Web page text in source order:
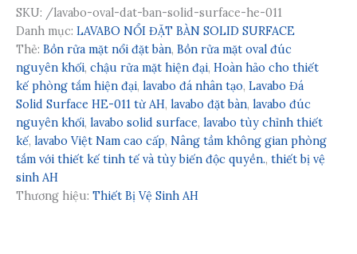
SKU: /lavabo-oval-dat-ban-solid-surface-he-011
Danh mục: LAVABO NỔI ĐẶT BÀN SOLID SURFACE
Thẻ: Bồn rửa mặt nổi đặt bàn, Bồn rửa mặt oval đúc
nguyên khối, chậu rửa mặt hiện đại, Hoàn hảo cho thiết
kế phòng tắm hiện đại, lavabo đá nhân tạo, Lavabo Đá
Solid Surface HE-011 từ AH, lavabo đặt bàn, lavabo đúc
nguyên khối, lavabo solid surface, lavabo tùy chỉnh thiết
kế, lavabo Việt Nam cao cấp, Nâng tầm không gian phòng
tắm với thiết kế tinh tế và tùy biến độc quyền., thiết bị vệ
sinh AH
Thương hiệu: Thiết Bị Vệ Sinh AH